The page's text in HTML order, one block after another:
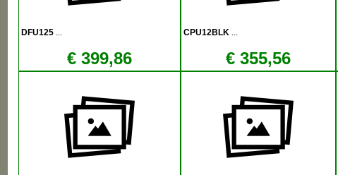
DFU125 ...
€ 399,86
CPU12BLK ...
€ 355,56